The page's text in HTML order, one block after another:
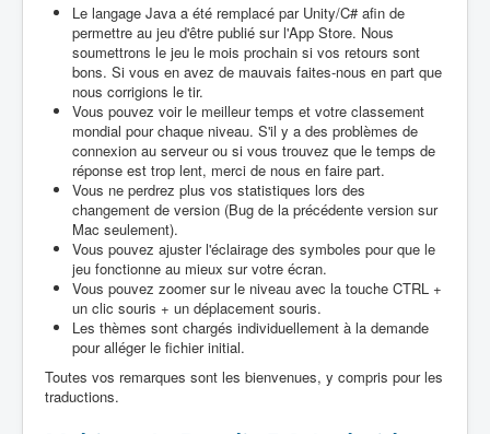
Le langage Java a été remplacé par Unity/C# afin de
permettre au jeu d'être publié sur l'App Store. Nous
soumettrons le jeu le mois prochain si vos retours sont
bons. Si vous en avez de mauvais faites-nous en part que
nous corrigions le tir.
Vous pouvez voir le meilleur temps et votre classement
mondial pour chaque niveau. S'il y a des problèmes de
connexion au serveur ou si vous trouvez que le temps de
réponse est trop lent, merci de nous en faire part.
Vous ne perdrez plus vos statistiques lors des
changement de version (Bug de la précédente version sur
Mac seulement).
Vous pouvez ajuster l'éclairage des symboles pour que le
jeu fonctionne au mieux sur votre écran.
Vous pouvez zoomer sur le niveau avec la touche CTRL +
un clic souris + un déplacement souris.
Les thèmes sont chargés individuellement à la demande
pour alléger le fichier initial.
Toutes vos remarques sont les bienvenues, y compris pour les
traductions.